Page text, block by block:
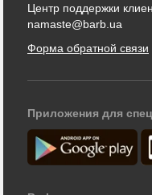
Центр поддержки
namaste@barb.ua
Форма обратной связи
Приложения для